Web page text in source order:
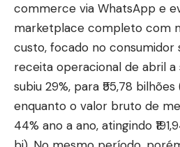
commerce via WhatsApp e
marketplace completo com
custo, focado no consumidor
receita operacional de abril
subiu 29%, para ₹55,78
enquanto o valor bruto de
44% ano a ano, atingindo